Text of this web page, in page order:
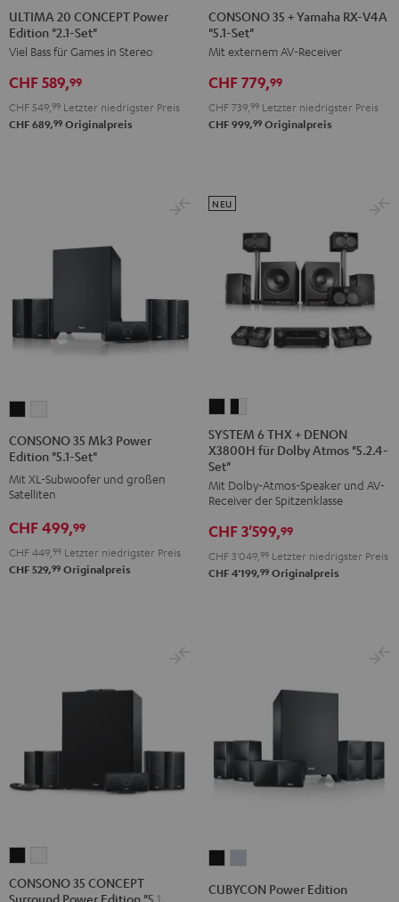
20
CONCEPT
Power
Edition
Set"
20
CONCEPT
Power
Edition
Set"
ULTIMA 20 CONCEPT Power
Edition "2.1-Set"
Viel Bass für Games in Stereo
CHF 589,99
CHF 549, 99 Letzter niedrigster Preis
CHF 689,99 Originalpreis
35
+
Yamaha
RX-
"5.1-
35
+
Yamaha
RX-
"5.1-
CONSONO 35 + Yamaha RX-V4A
"5.1-Set"
Mit externem AV-Receiver
CHF 779,99
CHF 739, 99 Letzter niedrigster Preis
CHF 999,99 Originalpreis
Mk3
Power
Edition
Set"
Schwarz
Mk3
Power
Edition
Set"
Weiß
CONSONO 35 Mk3 Power
Edition "5.1-Set"
Mit XL-Subwoofer und großen
Satelliten
CHF 499,99
CHF 449,99 Letzter niedrigster Preis
CHF 529,99 Originalpreis
6
THX
+
DENON
für
Dolby
Atmos
6
THX
DENON
für
Dolby
Atmos
SYSTEM 6 THX + DENON
X3800H für Dolby Atmos "5.2.4-
Set"
Mit Dolby-Atmos-Speaker und AV-
Receiver der Spitzenklasse
NEU
CHF 3'599,99
CHF 3'049, 99 Letzter niedrigster Preis
CHF 4'199,99 Originalpreis
35
35
CONSONO 35 CONCEPT
Surround Power Edition "5.1-Set"
CUBYCON Power Edition